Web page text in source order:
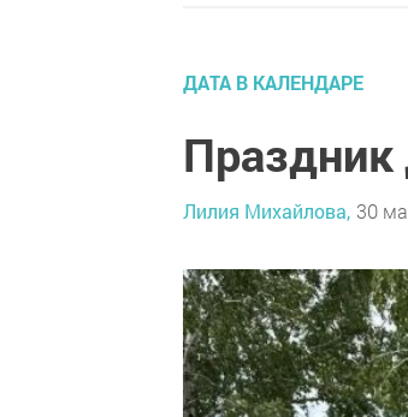
ДАТА В КАЛЕНДАРЕ
Праздник
Лилия Михайлова, 30